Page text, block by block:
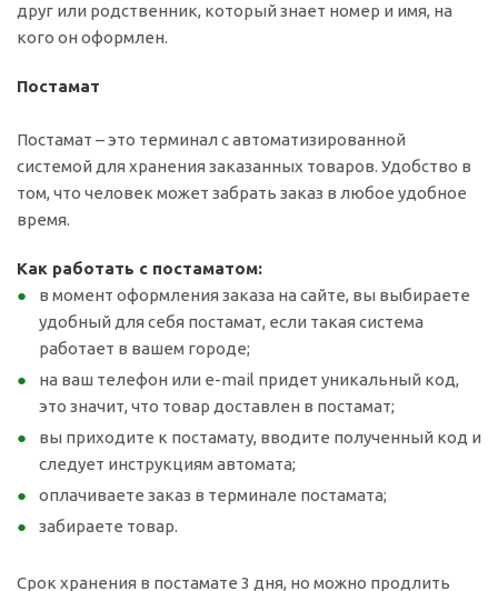
друг или родственник, который знает номер и имя, на
кого он оформлен.
Постамат
Постамат – это терминал с автоматизированной
системой для хранения заказанных товаров. Удобство в
том, что человек может забрать заказ в любое удобное
время.
Как работать с постаматом:
в момент оформления заказа на сайте, вы выбираете
удобный для себя постамат, если такая система
работает в вашем городе;
на ваш телефон или e-mail придет уникальный код,
это значит, что товар доставлен в постамат;
вы приходите к постамату, вводите полученный код и
следует инструкциям автомата;
оплачиваете заказ в терминале постамата;
забираете товар.
Срок хранения в постамате 3 дня, но можно продлить